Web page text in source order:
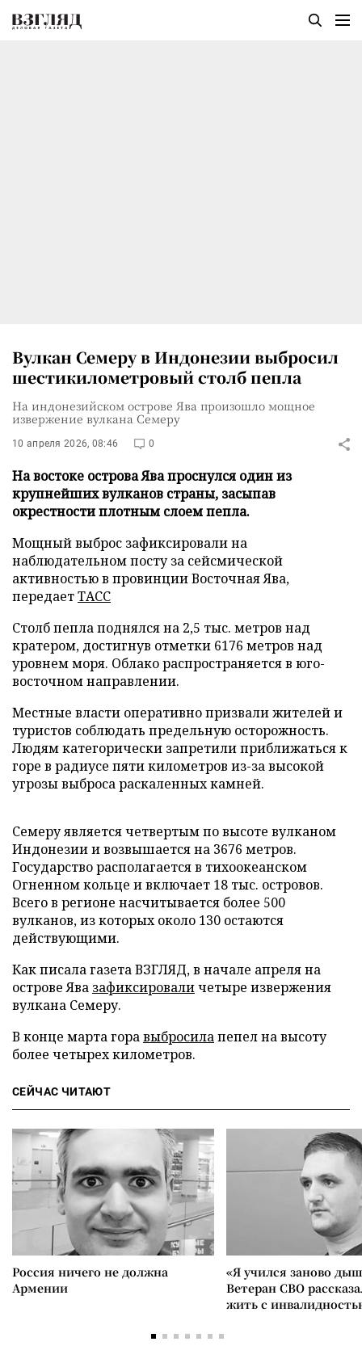
Вулкан Семеру в Индонезии выбросил
шестикилометровый столб пепла
На индонезийском острове Ява произошло мощное
извержение вулкана Семеру
10 апреля 2026, 08:46 0
На востоке острова Ява проснулся один из
крупнейших вулканов страны, засыпав
окрестности плотным слоем пепла.
Мощный выброс зафиксировали на
наблюдательном посту за сейсмической
активностью в провинции Восточная Ява,
передаетТАСС
Столб пепла поднялся на 2,5 тыс. метров над
кратером, достигнув отметки 6176 метров над
уровнем моря. Облако распространяется в юго-
восточном направлении.
Местные власти оперативно призвали жителей и
туристов соблюдать предельную осторожность.
Людям категорически запретили приближаться к
горе в радиусе пяти километров из-за высокой
угрозы выброса раскаленных камней.
Семеру является четвертым по высоте вулканом
Индонезии и возвышается на 3676 метров.
Государство располагается в тихоокеанском
Огненном кольце и включает 18 тыс. островов.
Всего в регионе насчитывается более 500
вулканов, из которых около 130 остаются
действующими.
Как писала газета ВЗГЛЯД, в начале апреля на
острове Ява зафиксироваличетыре извержения
вулкана Семеру.
В конце марта горавыбросилапепел на высоту
более четырех километров.
СЕЙЧАС ЧИТАЮТ
Россия ничего не должна
Армении
«Я учился заново
Ветеран СВО
жить с